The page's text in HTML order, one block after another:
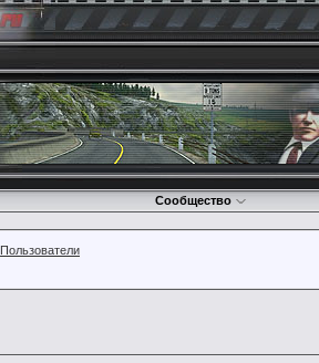
Сообщество
Пользователи